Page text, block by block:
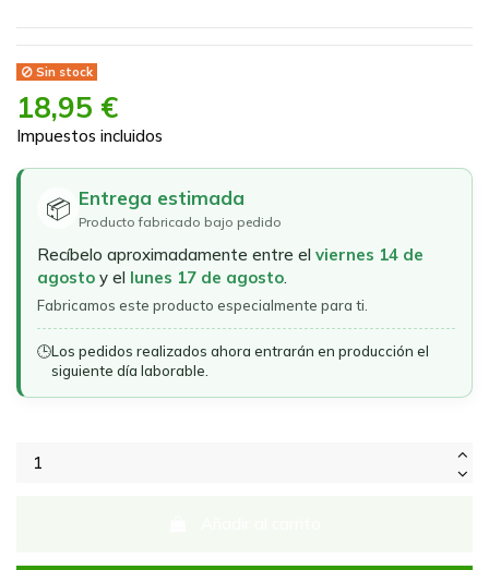
Sin stock
18,95 €
Impuestos incluidos
📦 Entrega estimada
Producto fabricado bajo pedido
Recíbelo aproximadamente entre el viernes 14 de
agosto y el lunes 17 de agosto.
Fabricamos este producto especialmente para ti.
🕒Los pedidos realizados ahora entrarán en producción el
siguiente día laborable.